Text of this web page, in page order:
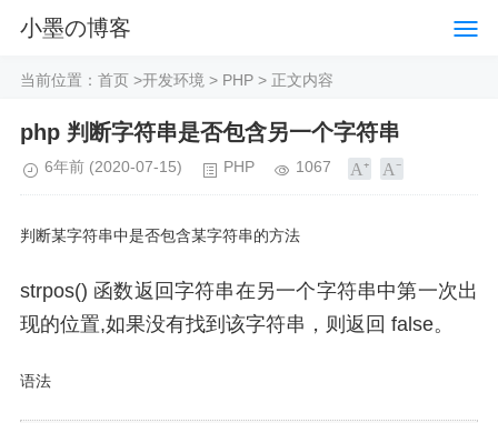
小墨の博客
当前位置： 首页 >开发环境 > PHP > 正文内容
php 判断字符串是否包含另一个字符串
6年前 (2020-07-15) PHP 1067
判断某字符串中是否包含某字符串的方法
strpos() 函数返回字符串在另一个字符串中第一次出
现的位置,如果没有找到该字符串，则返回 false。
语法